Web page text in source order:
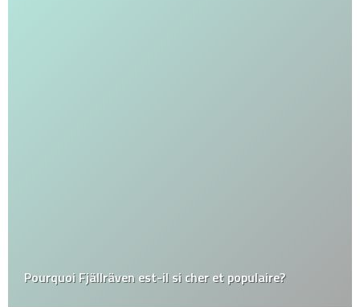
Pourquoi Fjällräven est-il si cher et populaire?